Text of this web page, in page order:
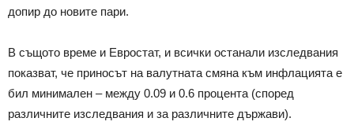
допир до новите пари.
В същото време и Евростат, и всички останали изследвания
показват, че приносът на валутната смяна към инфлацията е
бил минимален – между 0.09 и 0.6 процента (според
различните изследвания и за различните държави).